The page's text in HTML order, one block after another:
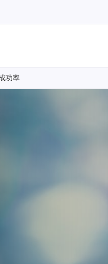
功率